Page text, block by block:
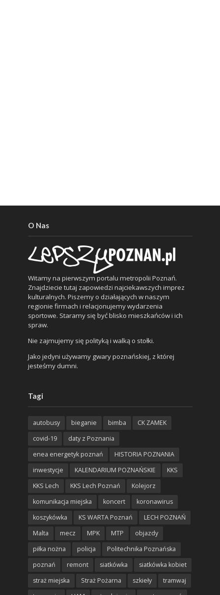
O Nas
Witamy na pierwszym portalu metropolii Poznań.
Znajdziecie tutaj zapowiedzi najciekawszych imprez
kulturalnych. Piszemy o działających w naszym
regionie firmach i relacjonujemy wydarzenia
sportowe. Staramy się być blisko mieszkańców i ich
spraw.
Nie zajmujemy się polityką i walką o stołki.
Jako jedyni używamy gwary poznańskiej, z której
jesteśmy dumni.
Tagi
autobusy bieganie bimba
CK ZAMEK
covid-19
daty z Poznania
enea energetyk poznań
HISTORIA POZNANIA
inwestycje
KALENDARIUM POZNAŃSKIE
KKS
KKS Lech
KKS Lech Poznań
Kolejorz
komunikacja miejska
koncert
koronawirus
koszykówka
KS WARTA Poznań
LECH POZNAŃ
Malta
mecz MPK MTP
objazdy
piłka nożna
policja
Politechnika Poznańska
poznań
remont siatkówka
siatkówka kobiet
straż miejska
Straż Pożarna szkieły
tramwaj